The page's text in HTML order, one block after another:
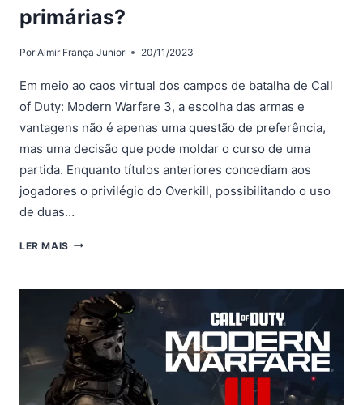
primárias?
Por Almir França Junior 20/11/2023
Em meio ao caos virtual dos campos de batalha de Call
of Duty: Modern Warfare 3, a escolha das armas e
vantagens não é apenas uma questão de preferência,
mas uma decisão que pode moldar o curso de uma
partida. Enquanto títulos anteriores concediam aos
jogadores o privilégio do Overkill, possibilitando o uso
de duas…
LER MAISCALL
MODERN
WARFARE
3:
COMO
EQUIPAR